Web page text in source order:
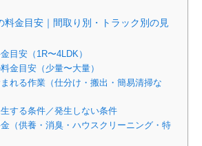
料金目安｜間取り別・トラック別の見
目安（1R〜4LDK）
金目安（少量〜大量）
れる作業（仕分け・搬出・簡易清掃な
する条件／発生しない条件
（供養・消臭・ハウスクリーニング・特